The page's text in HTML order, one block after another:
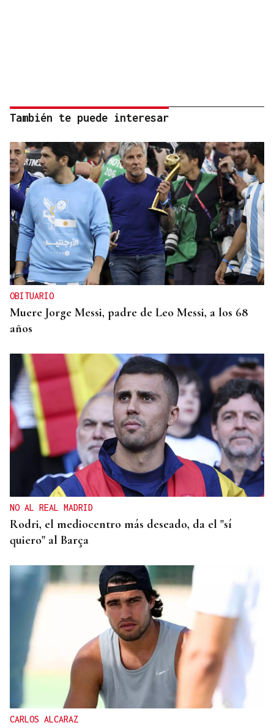
También te puede interesar
OBITUARIO
Muere Jorge Messi, padre de Leo Messi, a los 68
años
NO AL REAL MADRID
Rodri, el mediocentro más deseado, da el "sí
quiero" al Barça
CARLOS ALCARAZ